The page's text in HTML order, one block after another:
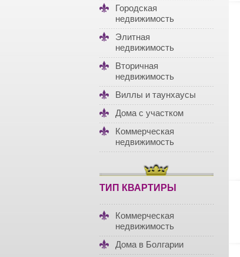
Городская
недвижимость
Элитная
недвижимость
Вторичная
недвижимость
Виллы и таунхаусы
Дома с участком
Коммерческая
недвижимость
ТИП КВАРТИРЫ
Коммерческая
недвижимость
Дома в Болгарии